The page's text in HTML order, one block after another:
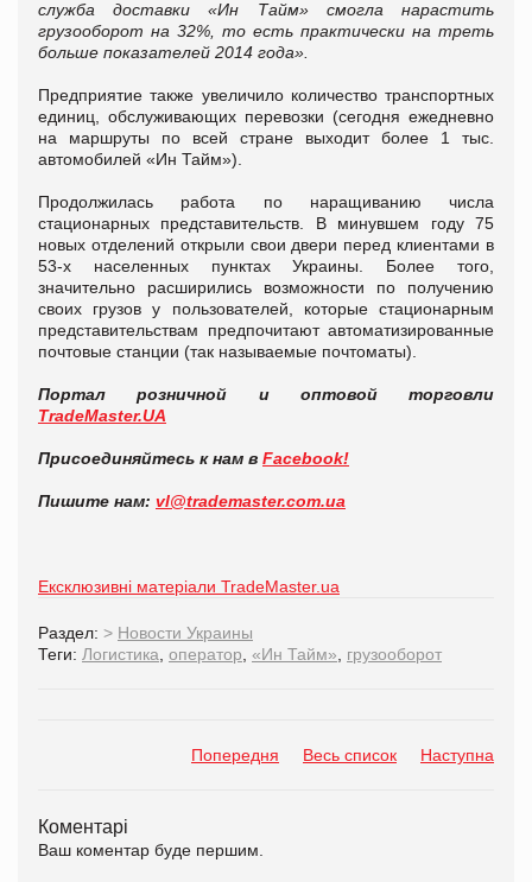
служба доставки «Ин Тайм» смогла нарастить
грузооборот на 32%, то есть практически на треть
больше показателей 2014 года».
Предприятие также увеличило количество транспортных
единиц, обслуживающих перевозки (сегодня ежедневно
на маршруты по всей стране выходит более 1 тыс.
автомобилей «Ин Тайм»).
Продолжилась работа по наращиванию числа
стационарных представительств. В минувшем году 75
новых отделений открыли свои двери перед клиентами в
53-х населенных пунктах Украины. Более того,
значительно расширились возможности по получению
своих грузов у пользователей, которые стационарным
представительствам предпочитают автоматизированные
почтовые станции (так называемые почтоматы).
Портал розничной и оптовой торговли
TradeMaster.UA
Присоединяйтесь к нам в Facebook!
Пишите нам: vl@trademaster.com.ua
Ексклюзивні матеріали TradeMaster.ua
Раздел: > Новости Украины
Теги: Логистика оператор «Ин Тайм» грузооборот
Попередня Весь список Наступна
Коментарі
Ваш коментар буде першим.